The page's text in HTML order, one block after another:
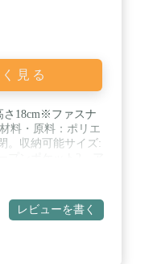
見る
さ18cm※ファスナ
料・原料：ポリエ
。収納可能サイズ:
に便利。 / キャラ
こしているような
もかわいい。対象
CO.,LTD.(P)
レビューを書く